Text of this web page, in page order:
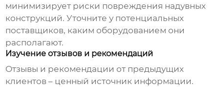
минимизирует риски повреждения надувных
конструкций. Уточните у потенциальных
поставщиков, каким оборудованием они
располагают.
Изучение отзывов и рекомендаций
Отзывы и рекомендации от предыдущих
клиентов – ценный источник информации.